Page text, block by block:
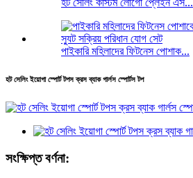
হট সেলিং কাস্টম লোগো প্লেইন এস...
পাইকারি মহিলাদের ফিটনেস পোশাক...
হট সেলিং ইয়োগা স্পোর্ট টপস ক্রস ব্যাক গার্লস স্পোর্টস টপ
সংক্ষিপ্ত বর্ণনা: